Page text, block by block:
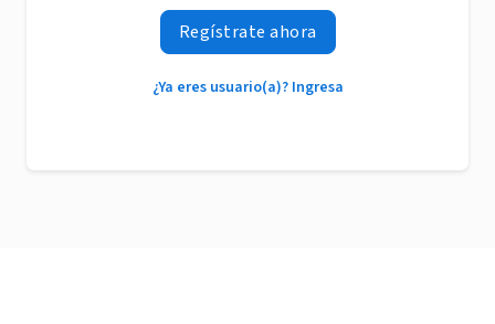
Regístrate ahora
¿Ya eres usuario(a)? Ingresa